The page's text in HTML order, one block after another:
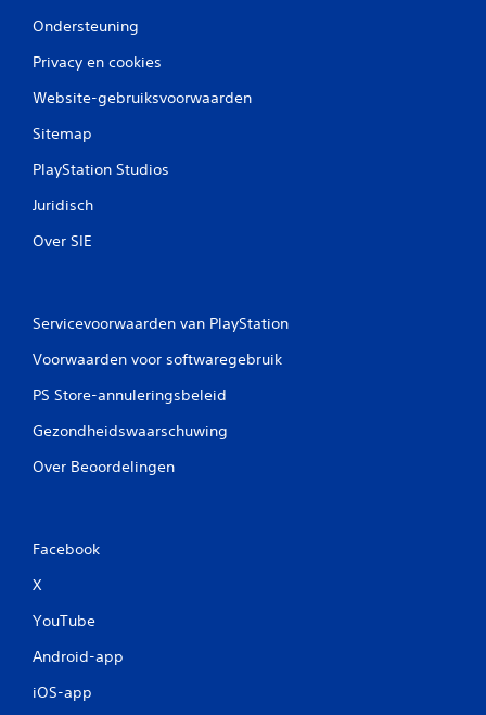
Ondersteuning
Privacy en cookies
Website-gebruiksvoorwaarden
Sitemap
PlayStation Studios
Juridisch
Over SIE
Servicevoorwaarden van PlayStation
Voorwaarden voor softwaregebruik
PS Store-annuleringsbeleid
Gezondheidswaarschuwing
Over Beoordelingen
Facebook
X
YouTube
Android-app
iOS-app